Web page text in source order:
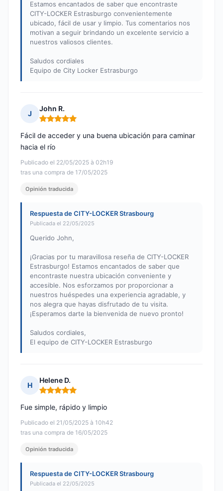
Estamos encantados de saber que encontraste
CITY-LOCKER Estrasburgo convenientemente
ubicado, fácil de usar y limpio. Tus comentarios nos
motivan a seguir brindando un excelente servicio a
nuestros valiosos clientes.
Saludos cordiales
Equipo de City Locker Estrasburgo
J
John R.
Nota: 5 de 5
Publicado el 22/05/2025 à 02h19
tras una compra de 17/05/2025
Fácil de acceder y una buena ubicación para caminar
hacia el río
Opinión traducida
Respuesta de CITY-LOCKER Strasbourg
Publicada el 22/05/2025
Querido John,
¡Gracias por tu maravillosa reseña de CITY-LOCKER
Estrasburgo! Estamos encantados de saber que
encontraste nuestra ubicación conveniente y
accesible. Nos esforzamos por proporcionar a
nuestros huéspedes una experiencia agradable, y
nos alegra que hayas disfrutado de tu visita.
¡Esperamos darte la bienvenida de nuevo pronto!
Saludos cordiales,
El equipo de CITY-LOCKER Estrasburgo
H
Helene D.
Nota: 5 de 5
Publicado el 21/05/2025 à 10h42
tras una compra de 16/05/2025
Fue simple, rápido y limpio
Opinión traducida
Respuesta de CITY-LOCKER Strasbourg
Publicada el 22/05/2025